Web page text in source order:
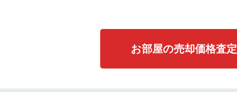
お部屋の売却価格査定